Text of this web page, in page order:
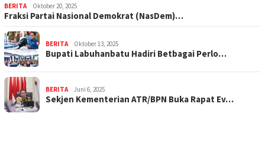
BERITA Oktober 20, 2025
Fraksi Partai Nasional Demokrat (NasDem)…
BERITA Oktober 13, 2025
Bupati Labuhanbatu Hadiri Betbagai Perlo…
BERITA Juni 6, 2025
Sekjen Kementerian ATR/BPN Buka Rapat Ev…